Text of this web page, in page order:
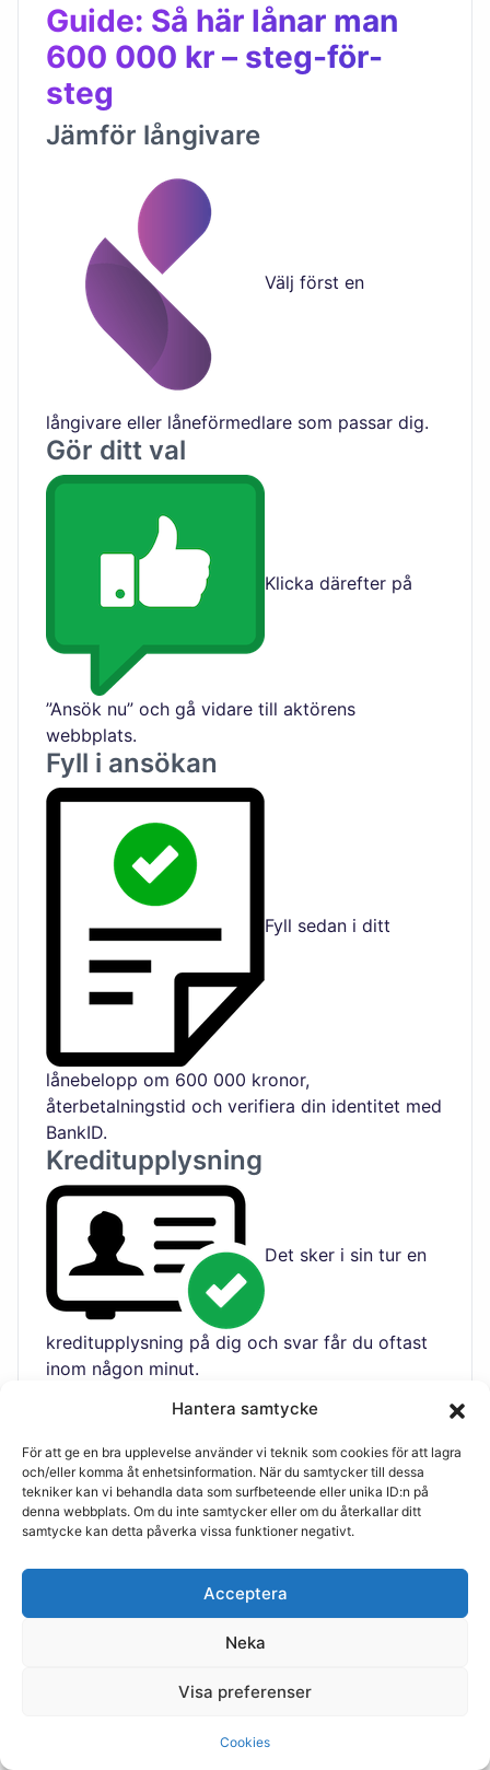
Hantera samtycke
För att ge en bra upplevelse använder vi teknik som cookies för att lagra
och/eller komma åt enhetsinformation. När du samtycker till dessa
tekniker kan vi behandla data som surfbeteende eller unika ID:n på
denna webbplats. Om du inte samtycker eller om du återkallar ditt
samtycke kan detta påverka vissa funktioner negativt.
Acceptera
Neka
Visa preferenser
Cookies
Guide: Så här lånar man
600 000 kr – steg-för-
steg
Jämför långivare
Välj först en
långivare eller låneförmedlare som passar dig.
Gör ditt val
Klicka därefter på
”Ansök nu” och gå vidare till aktörens
webbplats.
Fyll i ansökan
Fyll sedan i ditt
lånebelopp om 600 000 kronor,
återbetalningstid och verifiera din identitet med
BankID.
Kreditupplysning
Det sker i sin tur en
kreditupplysning på dig och svar får du oftast
inom någon minut.
Blir lånet beviljat, så
syns pengarna slutligen på ditt konto inom 0-3